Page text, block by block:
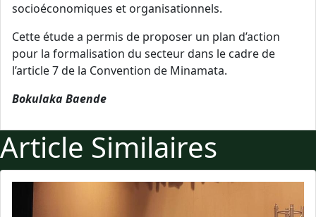
socioéconomiques et organisationnels.
Cette étude a permis de proposer un plan d’action
pour la formalisation du secteur dans le cadre de
l’article 7 de la Convention de Minamata.
Bokulaka Baende
Article Similaires